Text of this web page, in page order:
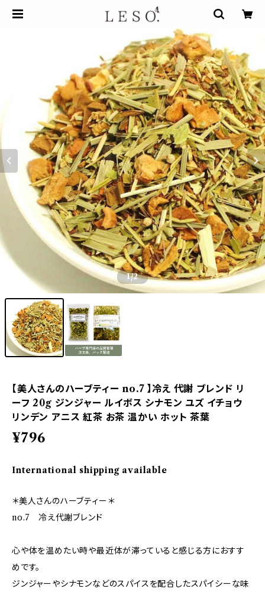
1/2
【美人さんのハーブティー no.7 】冷え 代謝 ブレンド リ
ーフ 20g ジンジャー ルイボス シナモン ユズ イチョウ
リンデン アニス 紅茶 お茶 温かい ホット 茶葉
¥796
International shipping available
＊美人さんのハーブティー＊
no.7 冷え代謝ブレンド
心や体を温めたい時や最近体が滞っていると感じる方におすす
めです。
ジンジャーやシナモンなどのスパイスを配合したスパイシーな味